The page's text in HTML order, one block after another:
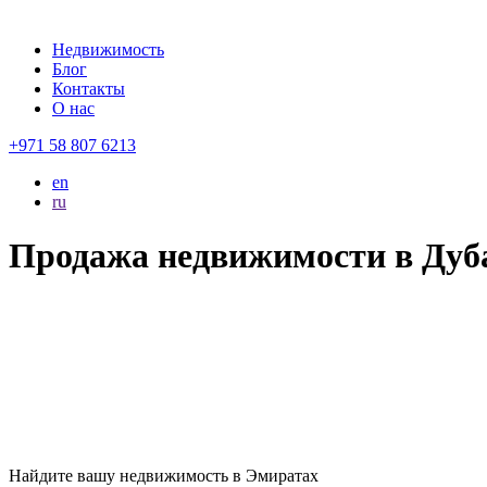
Недвижимость
Блог
Контакты
О нас
+971 58 807 6213
en
ru
Продажа недвижимости в
Найдите вашу недвижимость в Эмиратах